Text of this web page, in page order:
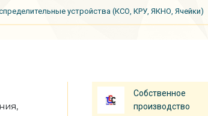
устройства (КСО, КРУ, ЯКНО, Ячейки)
Собственное
производство